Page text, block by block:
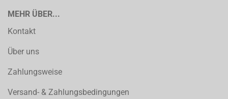
MEHR ÜBER...
Kontakt
Über uns
Zahlungsweise
Versand- & Zahlungsbedingungen